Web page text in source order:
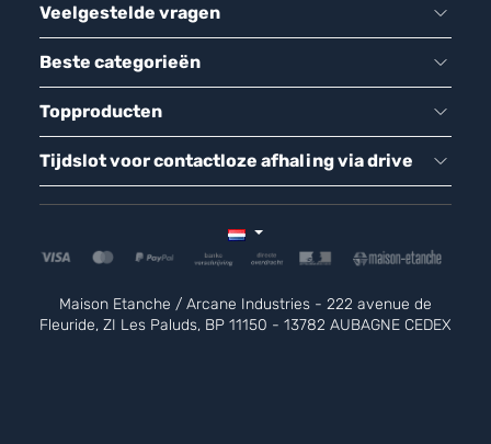
Veelgestelde vragen
Beste categorieën
Topproducten
Tijdslot voor contactloze afhaling via drive
Maison Etanche / Arcane Industries - 222 avenue de
Fleuride, ZI Les Paluds, BP 11150 - 13782 AUBAGNE CEDEX